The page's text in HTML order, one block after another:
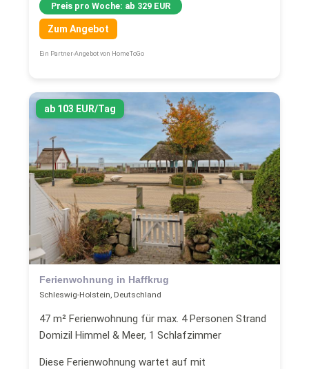
Preis pro Woche: ab 329 EUR
Zum Angebot
Ein Partner-Angebot von HomeToGo
ab 103 EUR/Tag
Ferienwohnung in Haffkrug
Schleswig-Holstein, Deutschland
47 m² Ferienwohnung für max. 4 Personen Strand
Domizil Himmel & Meer, 1 Schlafzimmer
Diese Ferienwohnung wartet auf mit